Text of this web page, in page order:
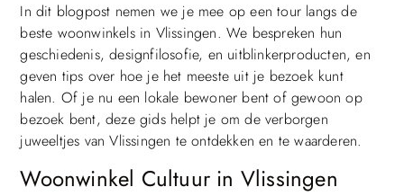
In dit blogpost nemen we je mee op een tour langs de
beste woonwinkels in Vlissingen. We bespreken hun
geschiedenis, designfilosofie, en uitblinkerproducten, en
geven tips over hoe je het meeste uit je bezoek kunt
halen. Of je nu een lokale bewoner bent of gewoon op
bezoek bent, deze gids helpt je om de verborgen
juweeltjes van Vlissingen te ontdekken en te waarderen.
Woonwinkel Cultuur in Vlissingen